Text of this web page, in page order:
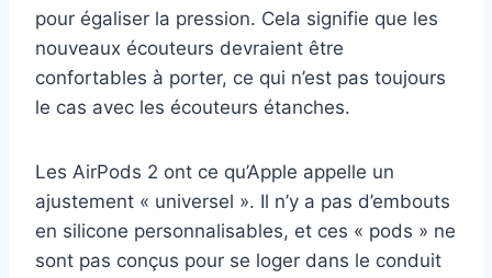
pour égaliser la pression. Cela signifie que les
nouveaux écouteurs devraient être
confortables à porter, ce qui n’est pas toujours
le cas avec les écouteurs étanches.
Les AirPods 2 ont ce qu’Apple appelle un
ajustement « universel ». Il n’y a pas d’embouts
en silicone personnalisables, et ces « pods » ne
sont pas conçus pour se loger dans le conduit